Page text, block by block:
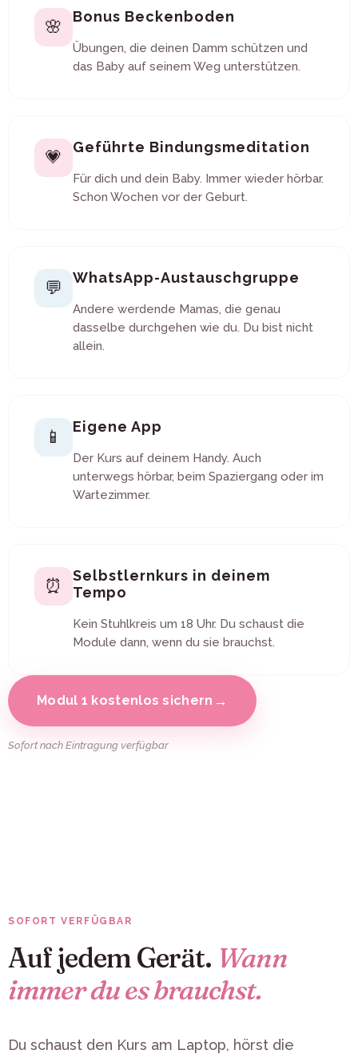
🌸 Bonus Beckenboden
Übungen, die deinen Damm schützen und
das Baby auf seinem Weg unterstützen.
💗 Geführte Bindungsmeditation
Für dich und dein Baby. Immer wieder hörbar.
Schon Wochen vor der Geburt.
💬 WhatsApp-Austauschgruppe
Andere werdende Mamas, die genau
dasselbe durchgehen wie du. Du bist nicht
allein.
📱 Eigene App
Der Kurs auf deinem Handy. Auch
unterwegs hörbar, beim Spaziergang oder im
Wartezimmer.
⏰
Selbstlernkurs in deinem
Tempo
Kein Stuhlkreis um 18 Uhr. Du schaust die
Module dann, wenn du sie brauchst.
Modul 1 kostenlos sichern →
Sofort nach Eintragung verfügbar
SOFORT VERFÜGBAR
Auf jedem Gerät. Wann
immer du es brauchst.
Du schaust den Kurs am Laptop, hörst die